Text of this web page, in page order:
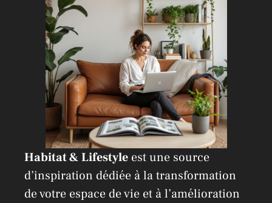
Habitat & Lifestyle est une source
d’inspiration dédiée à la transformation
de votre espace de vie et à l’amélioration